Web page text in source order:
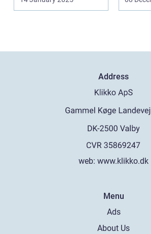
Address
web: www.klikko.dk
Menu
Ads
About Us